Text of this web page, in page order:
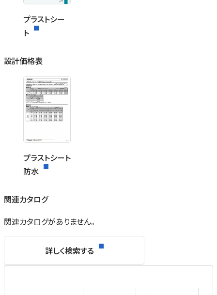
プラストシー
ト
設計価格表
プラストシート
防水
関連カタログ
関連カタログがありません。
詳しく検索する